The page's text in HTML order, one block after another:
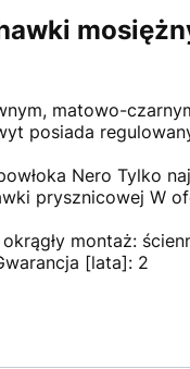
matowo-
posiada
Nero Tylko
prysznicowej W
montaż:
[lata]: 2